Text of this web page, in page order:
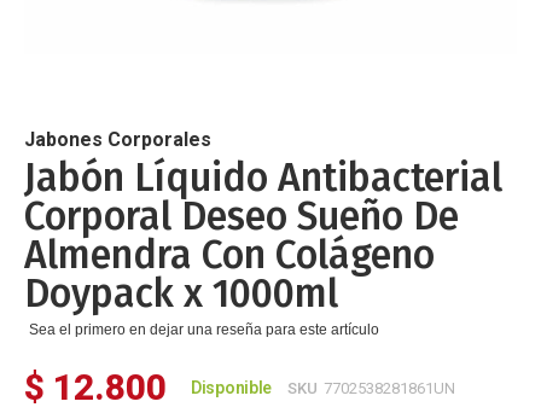
de
la
galería
de
imágenes
Jabones Corporales
Jabón Líquido Antibacterial
Corporal Deseo Sueño De
Almendra Con Colágeno
Doypack x 1000ml
Sea el primero en dejar una reseña para este artículo
$ 12.800 Disponible SKU 7702538281861UN